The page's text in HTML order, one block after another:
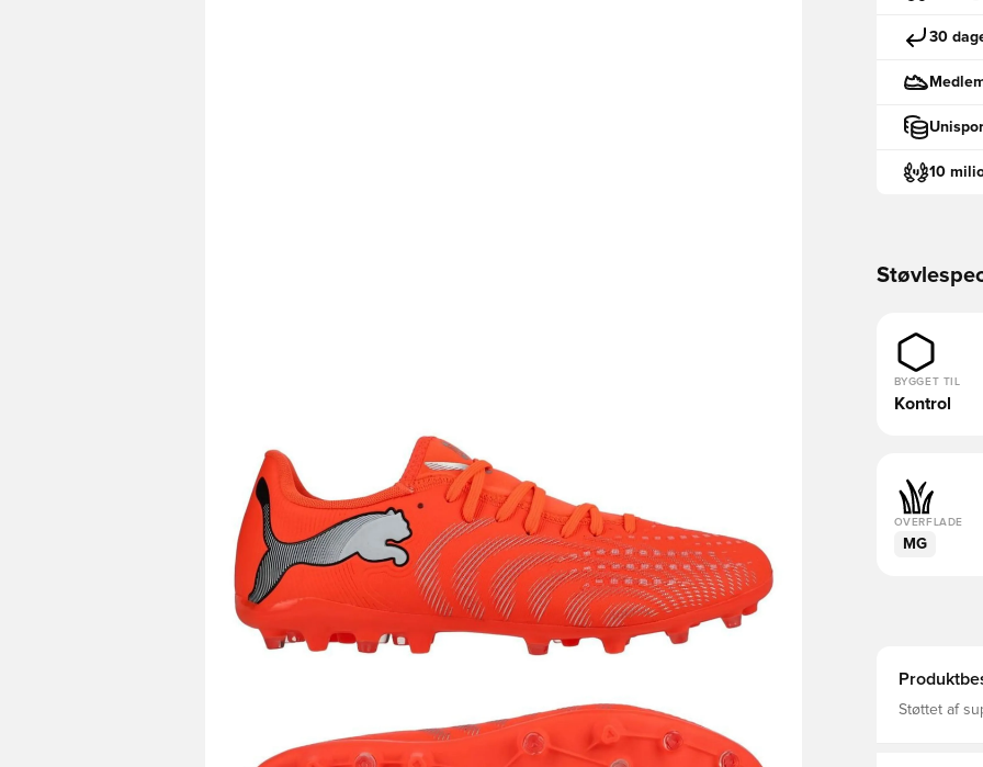
30
10
BYGGET TIL
Kontrol
OVERFLADE
MG
Støttet af